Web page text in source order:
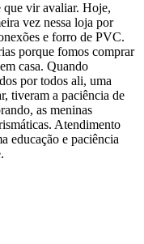
vir avaliar. Hoje,
vez nessa loja por
e forro de PVC.
porque fomos comprar
casa. Quando
por todos ali, uma
tiveram a paciência de
as meninas
Atendimento
educação e paciência